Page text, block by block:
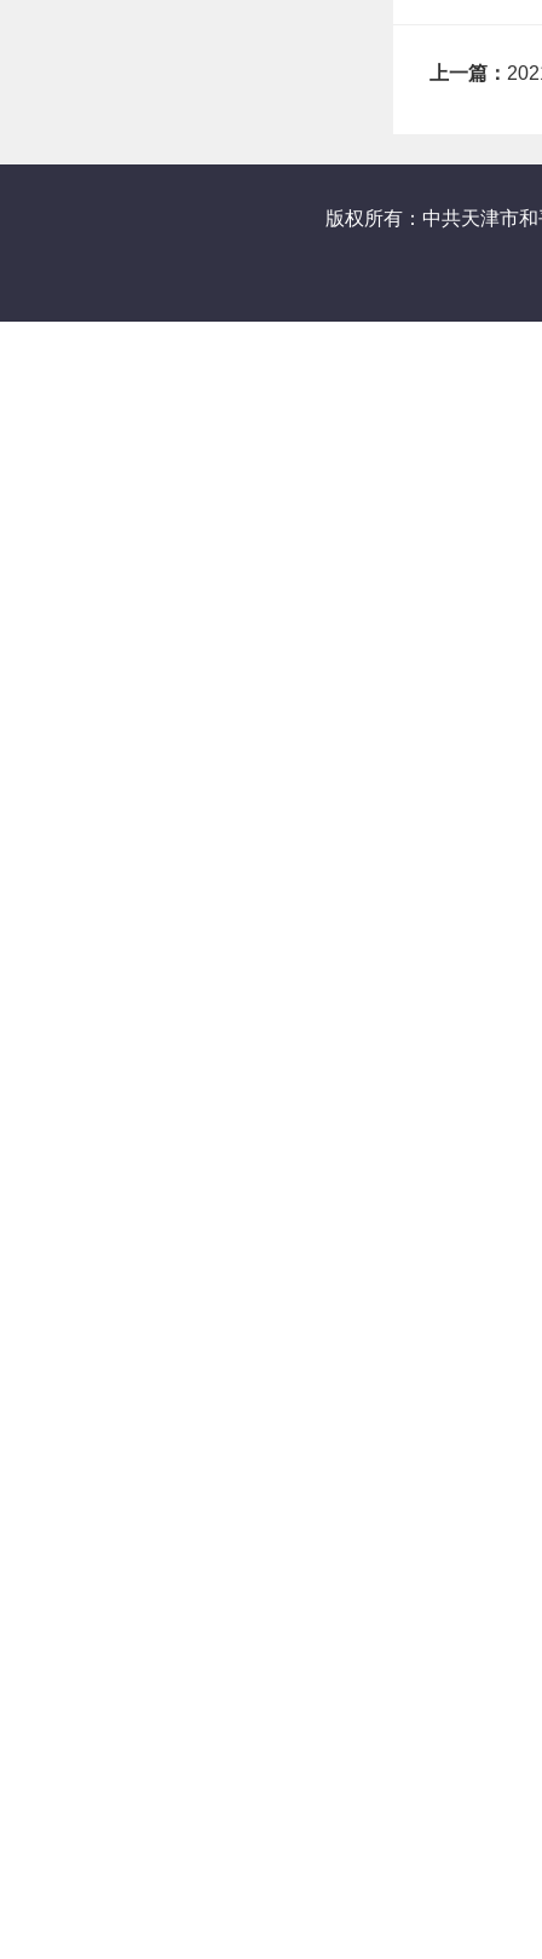
上一篇：
版权所有：中共天津市